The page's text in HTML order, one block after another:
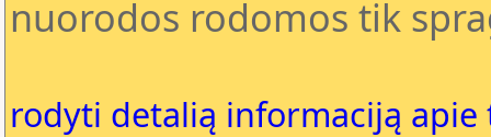
nuorodos rodomos tik
rodyti detalią informaciją